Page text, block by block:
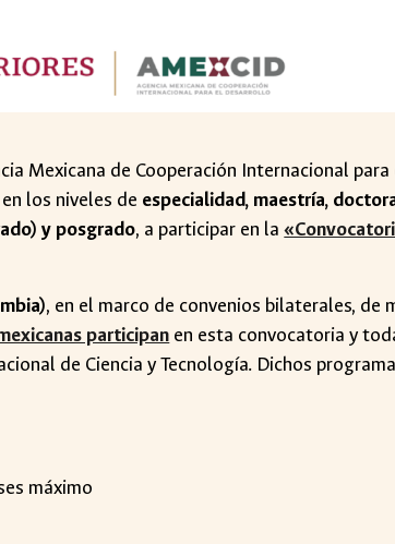
Mexicana de Cooperación Internacional
en los niveles de especialidad, maestría,
y posgrado, a participar en la
, en el marco de convenios bilaterales,
participan en esta convocatoria y
de Ciencia y Tecnología. Dichos
máximo